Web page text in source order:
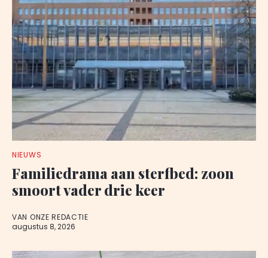
NIEUWS
Familiedrama aan sterfbed: zoon
smoort vader drie keer
VAN ONZE REDACTIE
augustus 8, 2026